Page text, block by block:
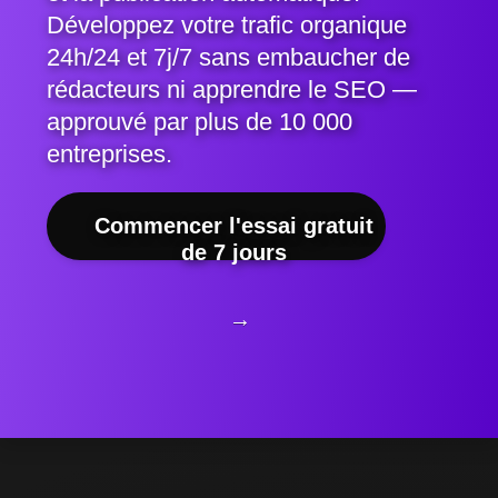
Développez votre trafic organique
24h/24 et 7j/7 sans embaucher de
rédacteurs ni apprendre le SEO —
approuvé par plus de 10 000
entreprises.
Commencer l'essai gratuit
de 7 jours
→